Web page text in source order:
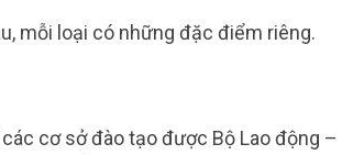
mỗi loại có những đặc điểm riêng.
cơ sở đào tạo được Bộ Lao động –